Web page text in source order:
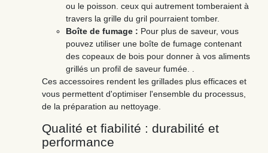
ou le poisson. ceux qui autrement tomberaient à
travers la grille du gril pourraient tomber.
Boîte de fumage : Pour plus de saveur, vous
pouvez utiliser une boîte de fumage contenant
des copeaux de bois pour donner à vos aliments
grillés un profil de saveur fumée. .
Ces accessoires rendent les grillades plus efficaces et
vous permettent d'optimiser l'ensemble du processus,
de la préparation au nettoyage.
Qualité et fiabilité : durabilité et
performance